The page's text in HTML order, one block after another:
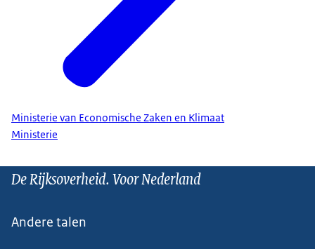
Ministerie van Economische Zaken en Klimaat
Ministerie
De Rijksoverheid. Voor Nederland
Andere talen